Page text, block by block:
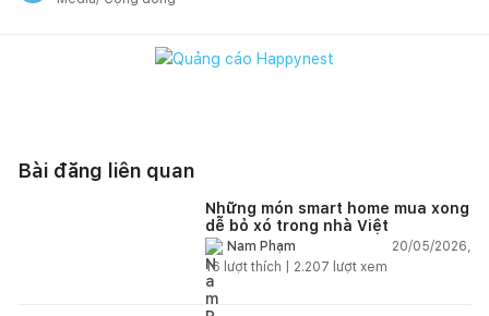
Bài đăng liên quan
Những món smart home mua xong
dễ bỏ xó trong nhà Việt
Nam Phạm
20/05/2026,
16 lượt thích | 2.207 lượt xem